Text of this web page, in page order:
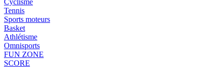
Tennis
Sports moteurs
Basket
Athlétisme
Omnisports
FUN ZONE
SCORE